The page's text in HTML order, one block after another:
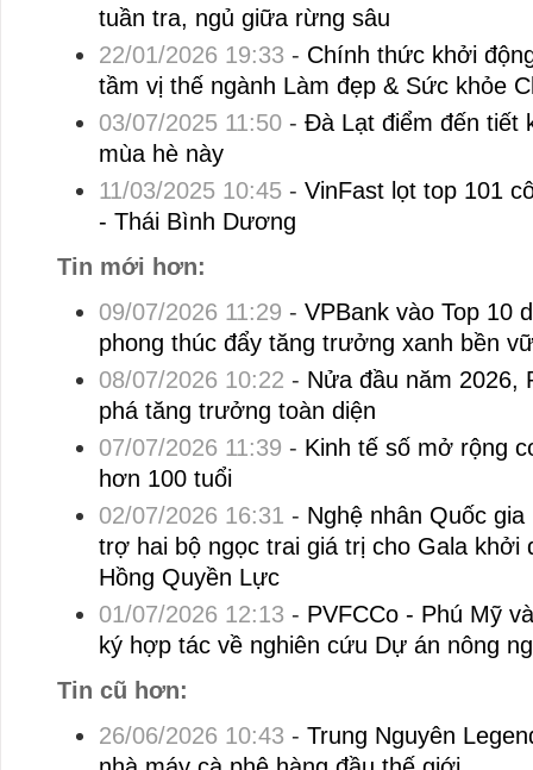
tuần tra, ngủ giữa rừng sâu
22/01/2026 19:33 - Chính thức khởi
tầm vị thế ngành Làm đẹp & Sức khỏe
03/07/2025 11:50- Đà Lạt điểm đến tiết
mùa hè này
11/03/2025 10:45- VinFast lọt top 101
- Thái Bình Dương
Tin mới hơn:
09/07/2026 11:29 - VPBank vào Top 10
phong thúc đẩy tăng trưởng xanh bền
08/07/2026 10:22 - Nửa đầu năm 2026,
phá tăng trưởng toàn diện
07/07/2026 11:39 - Kinh tế số mở rộng
hơn 100 tuổi
02/07/2026 16:31 - Nghệ nhân Quốc
trợ hai bộ ngọc trai giá trị cho Gala khởi
Hồng Quyền Lực
01/07/2026 12:13 - PVFCCo - Phú Mỹ
ký hợp tác về nghiên cứu Dự án nông
Tin cũ hơn:
26/06/2026 10:43 - Trung Nguyên